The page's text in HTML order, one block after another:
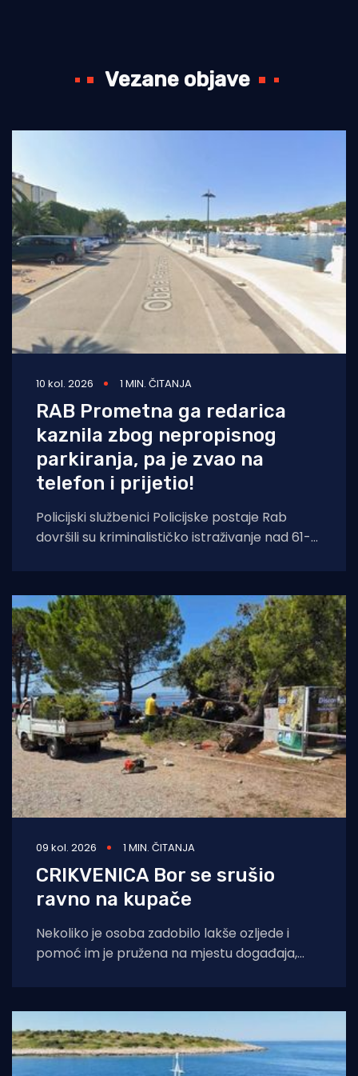
Vezane objave
10 kol. 2026 1 MIN. ČITANJA
RAB Prometna ga redarica
kaznila zbog nepropisnog
parkiranja, pa je zvao na
telefon i prijetio!
Policijski službenici Policijske postaje Rab
dovršili su kriminalističko istraživanje nad 61-
09 kol. 2026 1 MIN. ČITANJA
CRIKVENICA Bor se srušio
ravno na kupače
Nekoliko je osoba zadobilo lakše ozljede i
pomoć im je pružena na mjestu događaja,